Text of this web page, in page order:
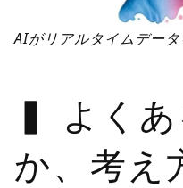
AIがリアルタイムデー
よく
か、考え